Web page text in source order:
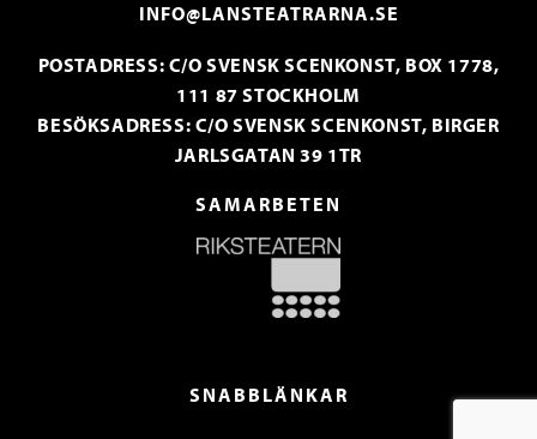
INFO@LANSTEATRARNA.SE
POSTADRESS: C/O SVENSK SCENKONST, BOX 1778,
111 87 STOCKHOLM
BESÖKSADRESS: C/O SVENSK SCENKONST, BIRGER
JARLSGATAN 39 1TR
SAMARBETEN
SNABBLÄNKAR